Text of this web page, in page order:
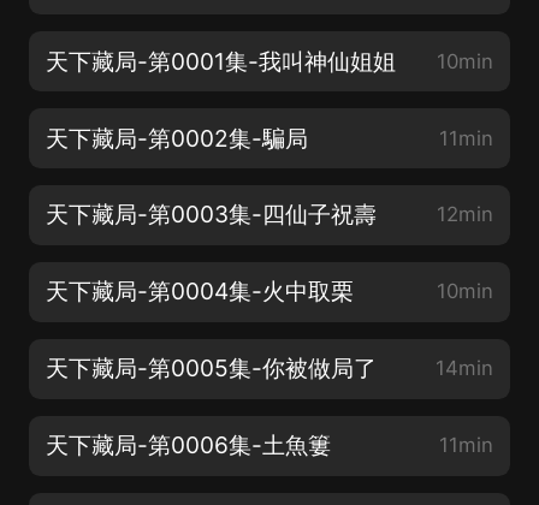
天下藏局-第0001集-我叫神仙姐姐 10min
天下藏局-第0002集-騙局 11min
天下藏局-第0003集-四仙子祝壽 12min
天下藏局-第0004集-火中取栗 10min
天下藏局-第0005集-你被做局了 14min
天下藏局-第0006集-土魚簍 11min